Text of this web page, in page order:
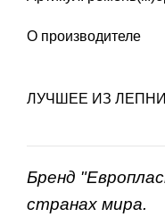
О производителе
ЛУЧШЕЕ ИЗ
Бренд
странах мира.